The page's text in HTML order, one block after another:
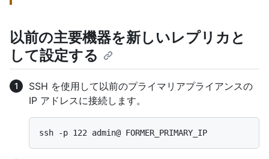
以前の主要機器を新しいレプリカと
して設定する
SSH を使用して以前のプライマリアプライアンスの
IP アドレスに接続します。